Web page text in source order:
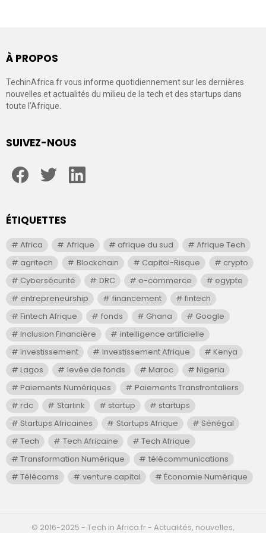
À PROPOS
TechinAfrica.fr vous informe quotidiennement sur les dernières
nouvelles et actualités du milieu de la tech et des startups dans
toute l’Afrique.
SUIVEZ-NOUS
ÉTIQUETTES
Africa Afrique afrique du sud
Afrique Tech
agritech
Blockchain Capital-Risque
crypto
Cybersécurité
DRC e-commerce
egypte
entrepreneurship
financement
fintech
Fintech Afrique
fonds Ghana
Google
Inclusion Financière
intelligence artificielle
investissement
Investissement Afrique
Kenya
Lagos
levée de fonds Maroc
Nigeria
Paiements Numériques
Paiements Transfrontaliers
rdc
Starlink startup
startups
Startups Africaines
Startups Afrique
Sénégal
Tech
Tech Africaine
Tech Afrique
Transformation Numérique
télécommunications
Télécoms
venture capital Économie Numérique
©️ 2016-2025 - Tech in Africa.fr - Actualités, nouvelles,